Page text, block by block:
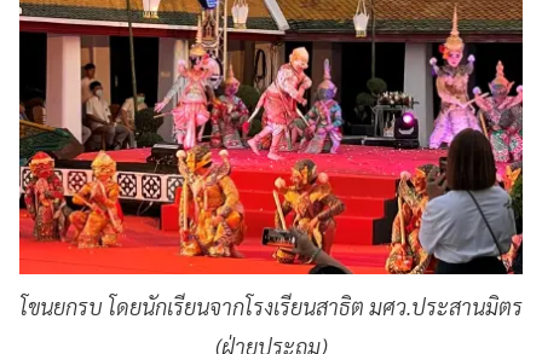
โขนยกรบ โดยนักเรียนจากโรงเรียนสาธิต มศว.ประสานมิตร
(ฝ่ายประถม)